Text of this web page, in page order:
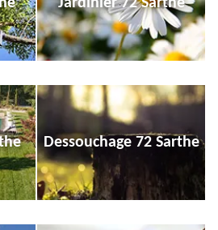
Jardinier 72 Sarthe
Dessouchage 72 Sarthe